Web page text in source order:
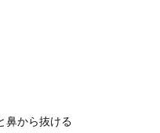
鼻から抜ける